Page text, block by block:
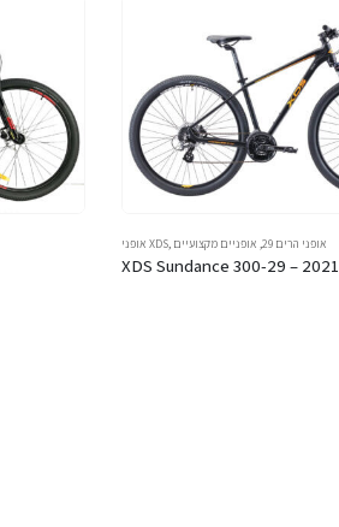
אופני XDS, אופני הרים 29 , אופניים מקצועיים
XDS Sundance 300-29 – 2021